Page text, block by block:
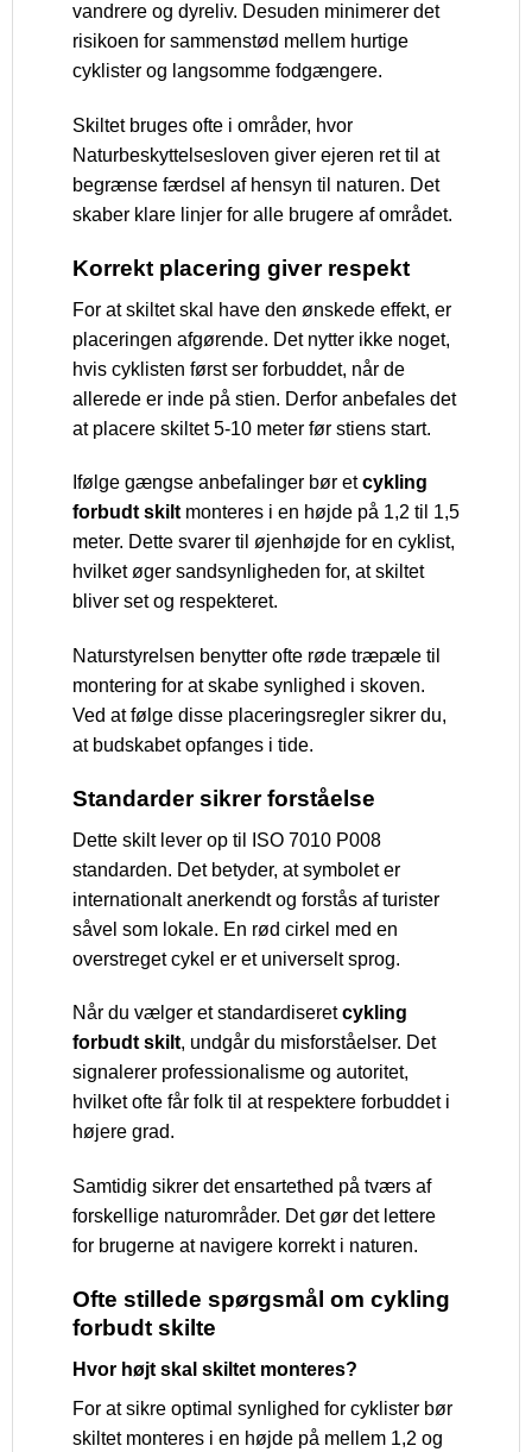
vandrere og dyreliv. Desuden minimerer det
risikoen for sammenstød mellem hurtige
cyklister og langsomme fodgængere.
Skiltet bruges ofte i områder, hvor
Naturbeskyttelsesloven giver ejeren ret til at
begrænse færdsel af hensyn til naturen. Det
skaber klare linjer for alle brugere af området.
Korrekt placering giver respekt
For at skiltet skal have den ønskede effekt, er
placeringen afgørende. Det nytter ikke noget,
hvis cyklisten først ser forbuddet, når de
allerede er inde på stien. Derfor anbefales det
at placere skiltet 5-10 meter før stiens start.
Ifølge gængse anbefalinger bør etcykling
forbudt skiltmonteres i en højde på 1,2 til 1,5
meter. Dette svarer til øjenhøjde for en cyklist,
hvilket øger sandsynligheden for, at skiltet
bliver set og respekteret.
Naturstyrelsen benytter ofte røde træpæle til
montering for at skabe synlighed i skoven.
Ved at følge disse placeringsregler sikrer du,
at budskabet opfanges i tide.
Standarder sikrer forståelse
Dette skilt lever op til ISO 7010 P008
standarden. Det betyder, at symbolet er
internationalt anerkendt og forstås af turister
såvel som lokale. En rød cirkel med en
overstreget cykel er et universelt sprog.
Når du vælger et standardiseretcykling
forbudt skilt, undgår du misforståelser. Det
signalerer professionalisme og autoritet,
hvilket ofte får folk til at respektere forbuddet i
højere grad.
Samtidig sikrer det ensartethed på tværs af
forskellige naturområder. Det gør det lettere
for brugerne at navigere korrekt i naturen.
Ofte stillede spørgsmål om cykling
forbudt skilte
Hvor højt skal skiltet monteres?
For at sikre optimal synlighed for cyklister bør
skiltet monteres i en højde på mellem 1,2 og